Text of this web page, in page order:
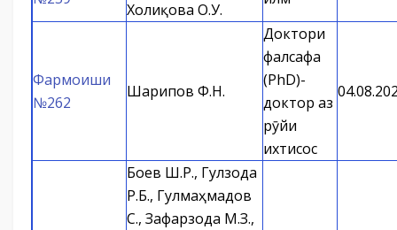
Холиқова О.У.
Фармоиши
№262
Шарипов Ф.Н.
Доктори
фалсафа
(PhD)-
доктор аз
рӯйи
ихтисос
Боев Ш.Р., Гулзода
Р.Б., Гулмаҳмадов
С., Зафарзода М.З.,